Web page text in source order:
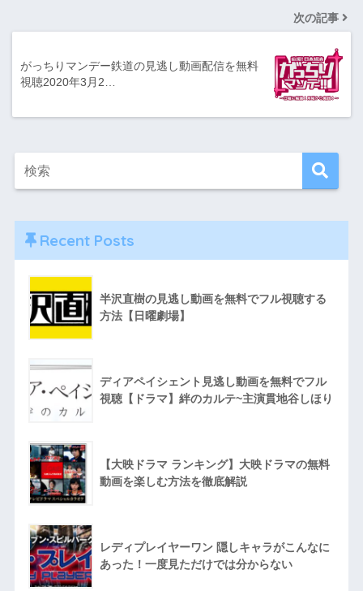
次の記事
がっちりマンデー鉄道の見逃し動画配信を無料
視聴2020年3月2…
Recent Posts
半沢直樹の見逃し動画を無料でフル視聴する
方法【日曜劇場】
ディアペイシェント見逃し動画を無料でフル
視聴【ドラマ】絆のカルテ~主演貫地谷しほり
【大映ドラマ ランキング】大映ドラマの無料
動画を楽しむ方法を徹底解説
レディプレイヤーワン 隠しキャラがこんなに
あった！一度見ただけでは分からない